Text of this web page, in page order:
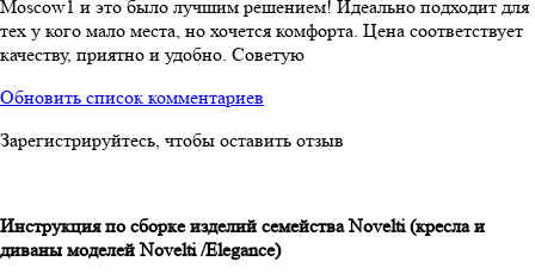
Moscow1 и это было лучшим решением! Идеально подходит для
тех у кого мало места, но хочется комфорта. Цена соответствует
качеству, приятно и удобно. Советую
Обновить список комментариев
Зарегистрируйтесь, чтобы оставить отзыв
Инструкция по сборке изделий семействаNovelti(кресла и
диваны моделейNovelti/Elegance)